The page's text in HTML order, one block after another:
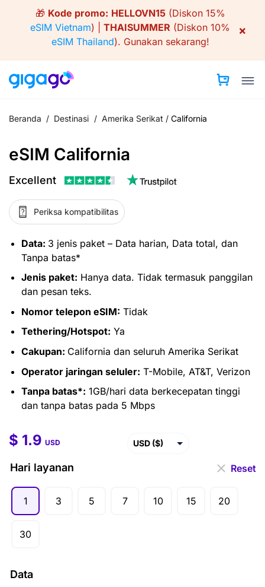
🎁 Kode promo: HELLOVN15(Diskon 15%
eSIM Vietnam) | THAISUMMER (Diskon 10%
eSIM Thailand). Gunakan sekarang!
×
Beranda / Destinasi / Amerika Serikat / California
eSIM California
Excellent
Periksa kompatibilitas
Data: 3 jenis paket – Data harian, Data total, dan
Tanpa batas*
Jenis paket: Hanya data. Tidak termasuk panggilan
dan pesan teks.
Nomor telepon eSIM: Tidak
Tethering/Hotspot: Ya
Cakupan: California dan seluruh Amerika Serikat
Operator jaringan seluler: T-Mobile, AT&T, Verizon
Tanpa batas*: 1GB/hari data berkecepatan tinggi
dan tanpa batas pada 5 Mbps
$ 1.9 –$ USD ($)
AUD ($)
Hari layanan
1 3 5 7 10 15 20
30
Data
Reset
$ 1.9 USD